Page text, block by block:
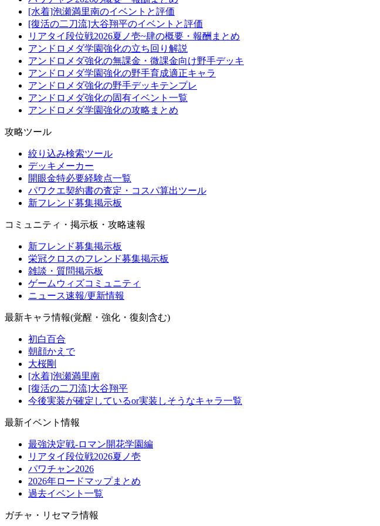
[水着]泡瀬満里南のイベントと評価
[復活の二刀流]大谷翔平のイベントと評価
リアタイ段位戦2026夏ノ壱~肆の概要・報酬まとめ
アンドロメダ学園強化の立ち回り解説
アンドロメダ強化の無課金・微課金向け野手デッキ
アンドロメダ学園強化の野手育成適正キャラ
アンドロメダ強化の野手デッキテンプレ
アンドロメダ強化の固有イベント一覧
アンドロメダ学園強化の攻略まとめ
攻略ツール
絞り込み検索ツール
デッキメーカー
開眼金特必要経験点一覧
パワクエ契約書の査定・コスパ算出ツール
新フレンド募集掲示板
コミュニティ・掲示板・攻略速報
新フレンド募集掲示板
栄冠クロスのフレンド募集掲示板
雑談・質問掲示板
ゲームウィズコミュニティ
ニュース速報/更新情報
最新キャラ情報(覚醒・強化・復刻含む)
初白百合
朝顔かえで
大桜剛
[水着]泡瀬満里南
[復活の二刀流]大谷翔平
今後実装が確定しているor実装しそうなキャラ一覧
最新イベント情報
最強決定戦-ロマン開花学園編
リアタイ段位戦2026夏ノ壱
パワチャン2026
2026年ロードマップまとめ
過去イベント一覧
ガチャ・リセマラ情報